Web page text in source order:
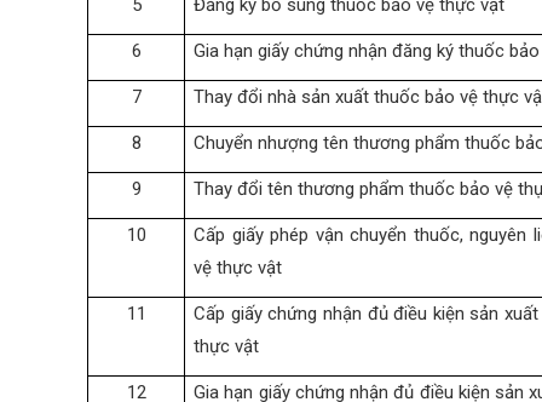
6 Gia hạn giấy chứng nhận đăng ký thuốc
7 Thay đổi nhà sản xuất thuốc bảo vệ thực
8 Chuyển nhượng tên thương phẩm thuốc
9 Thay đổi tên thương phẩm thuốc bảo vệ
10
Cấp giấy phép vận chuyển thuốc, nguyên
vệ thực vật
11
Cấp giấy chứng nhận đủ điều kiện sản
thực vật
12 Gia hạn giấy chứng nhận đủ điều kiện sản